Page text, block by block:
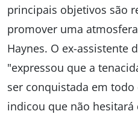
principais objetivos são
promover uma
Haynes. O ex-assistente
"expressou que a
ser conquistada em
indicou que não